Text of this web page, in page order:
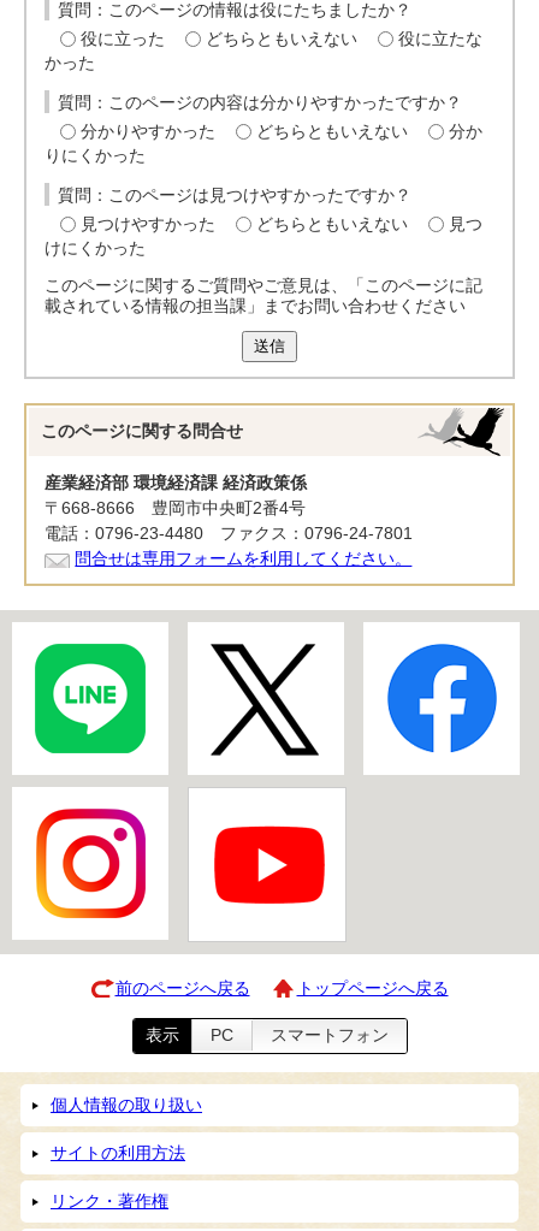
質問：このページの情報は役にたちましたか？
役に立った
どちらともいえない
役に立たな
かった
質問：このページの内容は分かりやすかったですか？
分かりやすかった
どちらともいえない
分か
りにくかった
質問：このページは見つけやすかったですか？
見つけやすかった
どちらともいえない
見つ
けにくかった
このページに関するご質問やご意見は、「このページに記
載されている情報の担当課」までお問い合わせください
送信
このページに関する 問合せ
産業経済部 環境経済課 経済政策係
〒668-8666 豊岡市中央町2番4号
電話：0796-23-4480 ファクス：0796-24-7801
問合せは専用フォームを利用してください。
前のページへ戻る トップページへ戻る
表示 PC スマートフォン
個人情報の取り扱い
サイトの利用方法
リンク・著作権